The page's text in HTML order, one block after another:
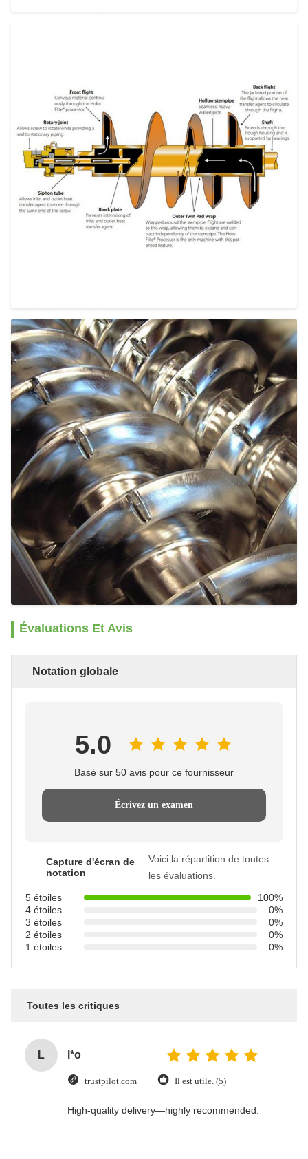
Évaluations Et Avis
Notation globale
5.0
Basé sur 50 avis pour ce fournisseur
Écrivez un examen
Capture d'écran de
notation
Voici la répartition de toutes
les évaluations.
5 étoiles
100%
4 étoiles
0%
3 étoiles
0%
2 étoiles
0%
1 étoiles
0%
Toutes les critiques
L l*o
trustpilot.com Il est utile. (5)
High-quality delivery—highly recommended.